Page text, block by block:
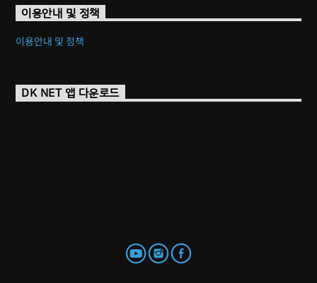
이용안내 및 정책
이용안내 및 정책
DK NET 앱 다운로드